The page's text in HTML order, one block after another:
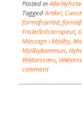
Posted inAlla
TaggedArtikel,
formaframtid,
Friskvårdsterapeut,
Massage i Mjölby,
Mjölbykommun,
Wiktorssons,
comment